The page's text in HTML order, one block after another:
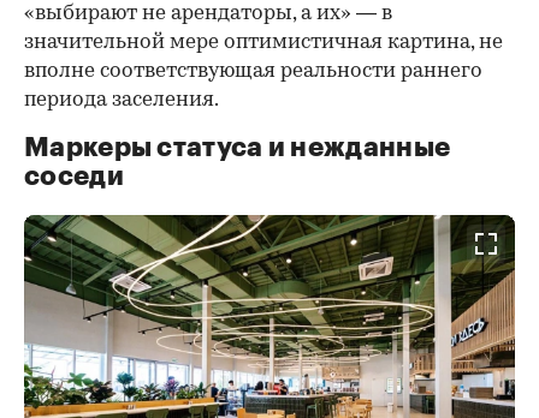
«выбирают не арендаторы, а их» — в
значительной мере оптимистичная картина, не
вполне соответствующая реальности раннего
периода заселения.
Маркеры статуса и нежданные
соседи